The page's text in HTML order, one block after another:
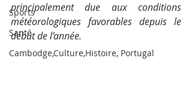
Sports
Santé
Cambodge,Culture,Histoire, Portugal
principalement due aux conditions
météorologiques favorables depuis le
début de l’année.